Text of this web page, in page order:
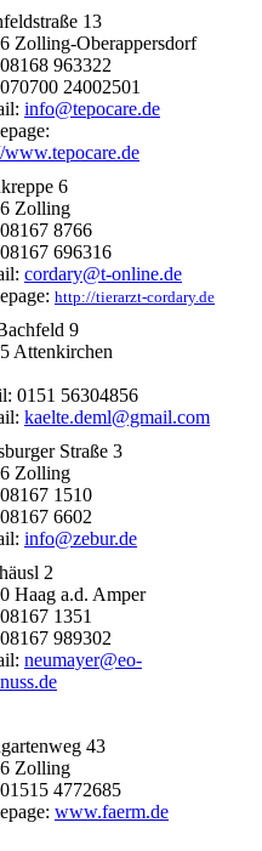
13
Zolling-Oberappersdorf
963322
24002501
info@tepocare.de
www.tepocare.de
6
Zolling
8766
696316
cordary@t-online.de
http://tierarzt-cordary.de
9
Attenkirchen
0151 56304856
kaelte.deml@gmail.com
Straße 3
Zolling
1510
6602
info@zebur.de
2
Haag a.d. Amper
1351
989302
neumayer@eo-
43
Zolling
4772685
www.faerm.de